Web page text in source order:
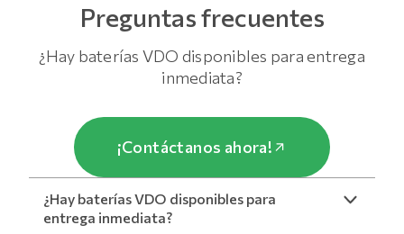
Preguntas frecuentes
¿Hay baterías VDO disponibles para entrega
inmediata?
¡Contáctanos ahora!
¿Hay baterías VDO disponibles para
entrega inmediata?